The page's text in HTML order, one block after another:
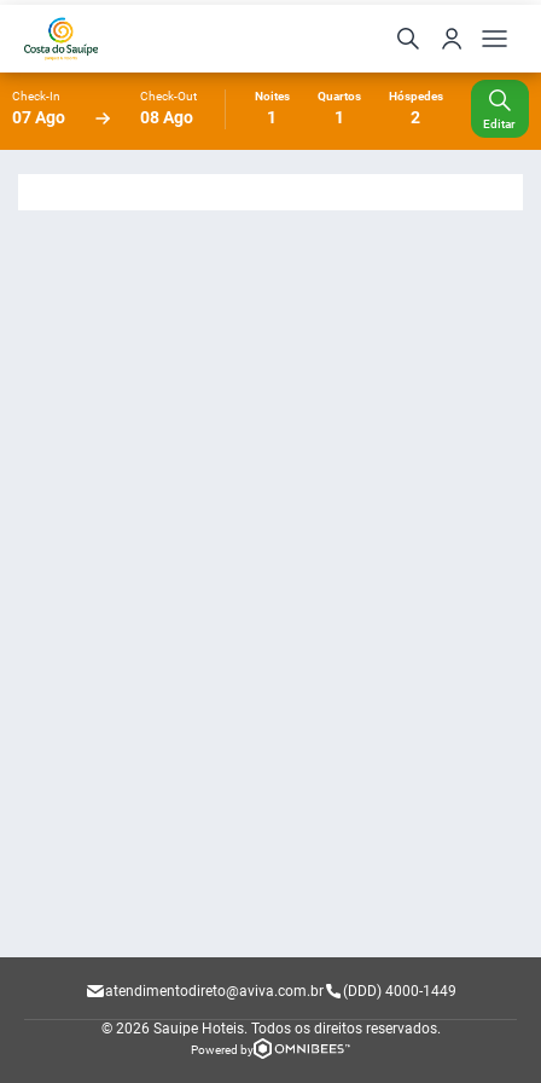
Check-In
07 Ago
Check-Out
08 Ago
Noites
1
Quartos
1
Hóspedes
2 Editar
atendimentodireto@aviva.com.br (DDD) 4000-1449
© 2026 Sauipe Hoteis. Todos os direitos reservados.
Powered by